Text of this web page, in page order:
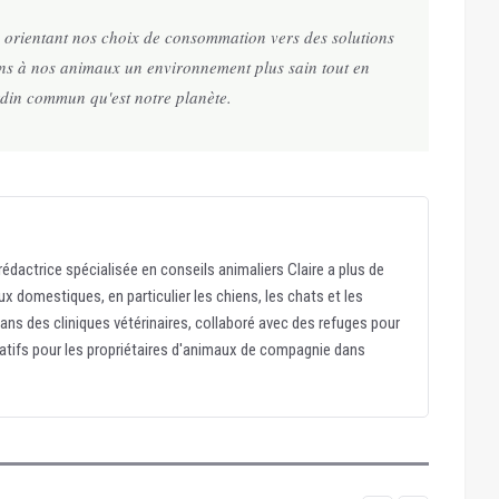
nos choix de consommation vers des solutions
à nos animaux un environnement plus sain tout en
commun qu'est notre planète.
spécialisée en conseils animaliers Claire a plus de
domestiques, en particulier les chiens, les chats et les
des cliniques vétérinaires, collaboré avec des refuges pour
pour les propriétaires d'animaux de compagnie dans